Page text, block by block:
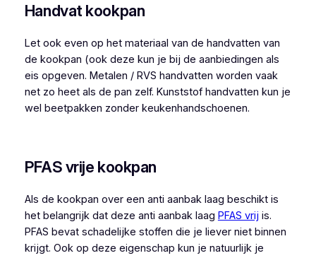
Handvat kookpan
Let ook even op het materiaal van de handvatten van
de kookpan (ook deze kun je bij de aanbiedingen als
eis opgeven. Metalen / RVS handvatten worden vaak
net zo heet als de pan zelf. Kunststof handvatten kun je
wel beetpakken zonder keukenhandschoenen.
PFAS vrije kookpan
Als de kookpan over een anti aanbak laag beschikt is
het belangrijk dat deze anti aanbak laag PFAS vrij is.
PFAS bevat schadelijke stoffen die je liever niet binnen
krijgt. Ook op deze eigenschap kun je natuurlijk je